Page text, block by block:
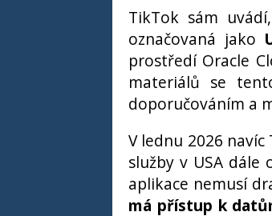
TikTok sám
označovaná jako
prostředí Oracle
materiálů se
doporučováním a
V lednu 2026
služby v USA
aplikace nemusí
má přístup k